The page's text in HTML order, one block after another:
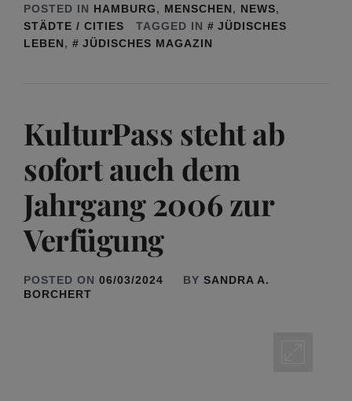
POSTED IN HAMBURG, MENSCHEN, NEWS,
STÄDTE / CITIES
TAGGED IN
JÜDISCHES
LEBEN, JÜDISCHES MAGAZIN
KulturPass steht ab
sofort auch dem
Jahrgang 2006 zur
Verfügung
POSTED ON 06/03/2024 BY SANDRA A.
BORCHERT